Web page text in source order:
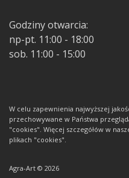
Godziny otwarcia:
np-pt. 11:00 - 18:00
sob. 11:00 - 15:00
W celu zapewnienia najwyższej
przechowywane w Państwa
"cookies". Więcej szczegółów w
plikach "cookies".
Agra-Art © 2026